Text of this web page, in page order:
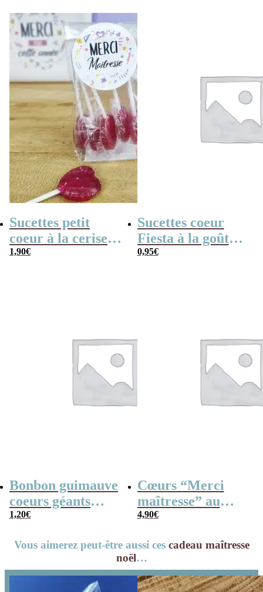
Sucettes petit
coeur à la cerise
x5 – Merci
1,90€
Sucettes coeur
Fiesta à la goût
cerise x 3
0,95€
Bonbon guimauve
coeurs géants
(Bulgari) x 5
1,20€
Cœurs “Merci
maîtresse” au
chocolat au lait
4,90€
Vous aimerez peut-être aussi ces cadeau maîtresse
noël…